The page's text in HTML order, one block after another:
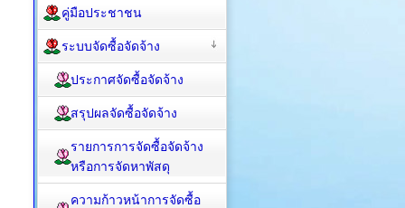
คู่มือประชาชน
ระบบจัดซื้อจัดจ้าง
ประกาศจัดซื้อจัดจ้าง
สรุปผลจัดซื้อจัดจ้าง
รายการการจัดซื้อจัดจ้าง
หรือการจัดหาพัสดุ
ความก้าวหน้าการจัดซื้อ